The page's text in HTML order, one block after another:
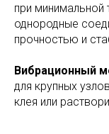
при минимальной
однородные
прочностью и
Вибрационный
для крупных
клея или